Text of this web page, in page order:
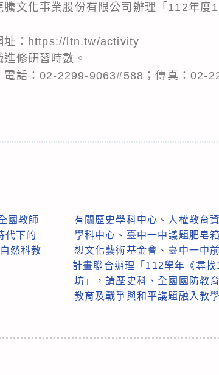
文化事業股份有限公司辦理「112年度
址：https://ltn.tw/activity
修研習時數。
電話：02-2299-9063#588；傳真：02-
國教師
代下的
然科教
有關歷史學科中心、人權教育
學科中心、臺中一中議題肥皂
想文化藝術基金會、臺中一中
計畫聯合辦理「112學年《尋
坊」，請歷史科、全國國防教
教育及戰爭與和平議題融入教